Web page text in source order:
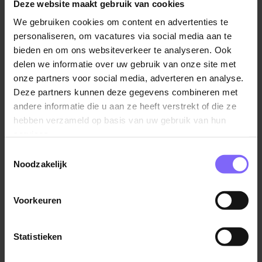
Deze website maakt gebruik van cookies
We gebruiken cookies om content en advertenties te
personaliseren, om vacatures via social media aan te
bieden en om ons websiteverkeer te analyseren. Ook
delen we informatie over uw gebruik van onze site met
onze partners voor social media, adverteren en analyse.
Deze partners kunnen deze gegevens combineren met
andere informatie die u aan ze heeft verstrekt of die ze
hebben verzameld op basis van uw gebruik van hun
Noodzakelijk
Voorkeuren
Statistieken
zetten in deze krappe arbeidsmarkt. Dat betekent
iemand zo concreet mogelijk verder helpen als
diegene het niet is geworden. Zo kom je er
bijvoorbeeld achter dat diegene wel geschikt is voor
een andere functie binnen het bedrijf.
Aaltje Vincent vindt dus ook dat iedere werkgever een
goede uitleg zou moeten geven bij een afwijzing. Als
kandidaat wil je ook altijd weten waarom je het niet
geworden bent. Desondanks zegt Rokosch vaak te
horen dat werkgevers hier geen moeite in steken. Ze
laten niks van zich horen of sturen een standaard
sollicitanten? Misschien zit jouw ideale kandidaat er
gewoonweg nog niet tussen.
Plaats jouw vacature dan